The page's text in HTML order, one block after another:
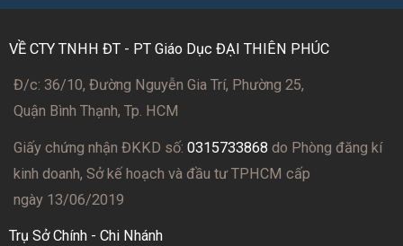
VỀ CTY TNHH ĐT - PT Giáo Dục ĐẠI THIÊN PHÚC
Đ/c: 36/10, Đường Nguyễn Gia Trí, Phường 25,
Quận Bình Thạnh, Tp. HCM
Giấy chứng nhận ĐKKD số: 0315733868 do Phòng đăng kí
kinh doanh, Sở kế hoạch và đầu tư TPHCM cấp
ngày 13/06/2019
Trụ Sở Chính - Chi Nhánh